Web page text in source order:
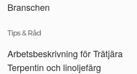
Branschen
Tips & Råd
Arbetsbeskrivning för Trätjära
Terpentin och linoljefärg